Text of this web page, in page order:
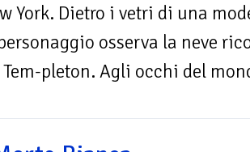
York. Dietro i vetri di una
osserva la neve
Tem-pleton. Agli occhi del